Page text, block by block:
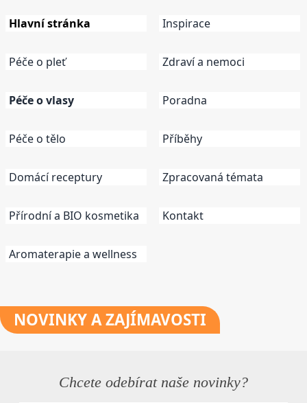
Hlavní stránka
Péče o pleť
Péče o vlasy
Péče o tělo
Domácí receptury
Přírodní a BIO kosmetika
Aromaterapie a wellness
Inspirace
Zdraví a nemoci
Poradna
Příběhy
Zpracovaná témata
Kontakt
NOVINKYA ZAJÍMAVOSTI
Chcete odebírat naše novinky?